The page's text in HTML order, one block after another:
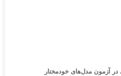
در آزمون مدل‌های خودمختار